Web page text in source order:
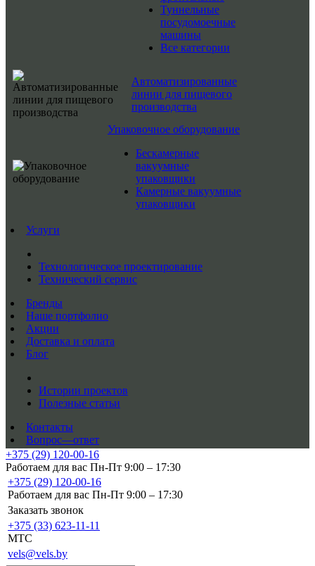
Туннельные
посудомоечные
машины
Все категории
Автоматизированные
линии для пищевого
производства
Упаковочное оборудование
Бескамерные
вакуумные
упаковщики
Камерные вакуумные
упаковщики
Услуги
Технологическое проектирование
Технический сервис
Бренды
Наше портфолио
Акции
Доставка и оплата
Блог
Истории проектов
Полезные статьи
Контакты
Вопрос—ответ
+375 (29) 120-00-16
Работаем для вас Пн-Пт 9:00 – 17:30
+375 (29) 120-00-16
Работаем для вас Пн-Пт 9:00 – 17:30
Заказать звонок
+375 (33) 623-11-11
MTC
vels@vels.by